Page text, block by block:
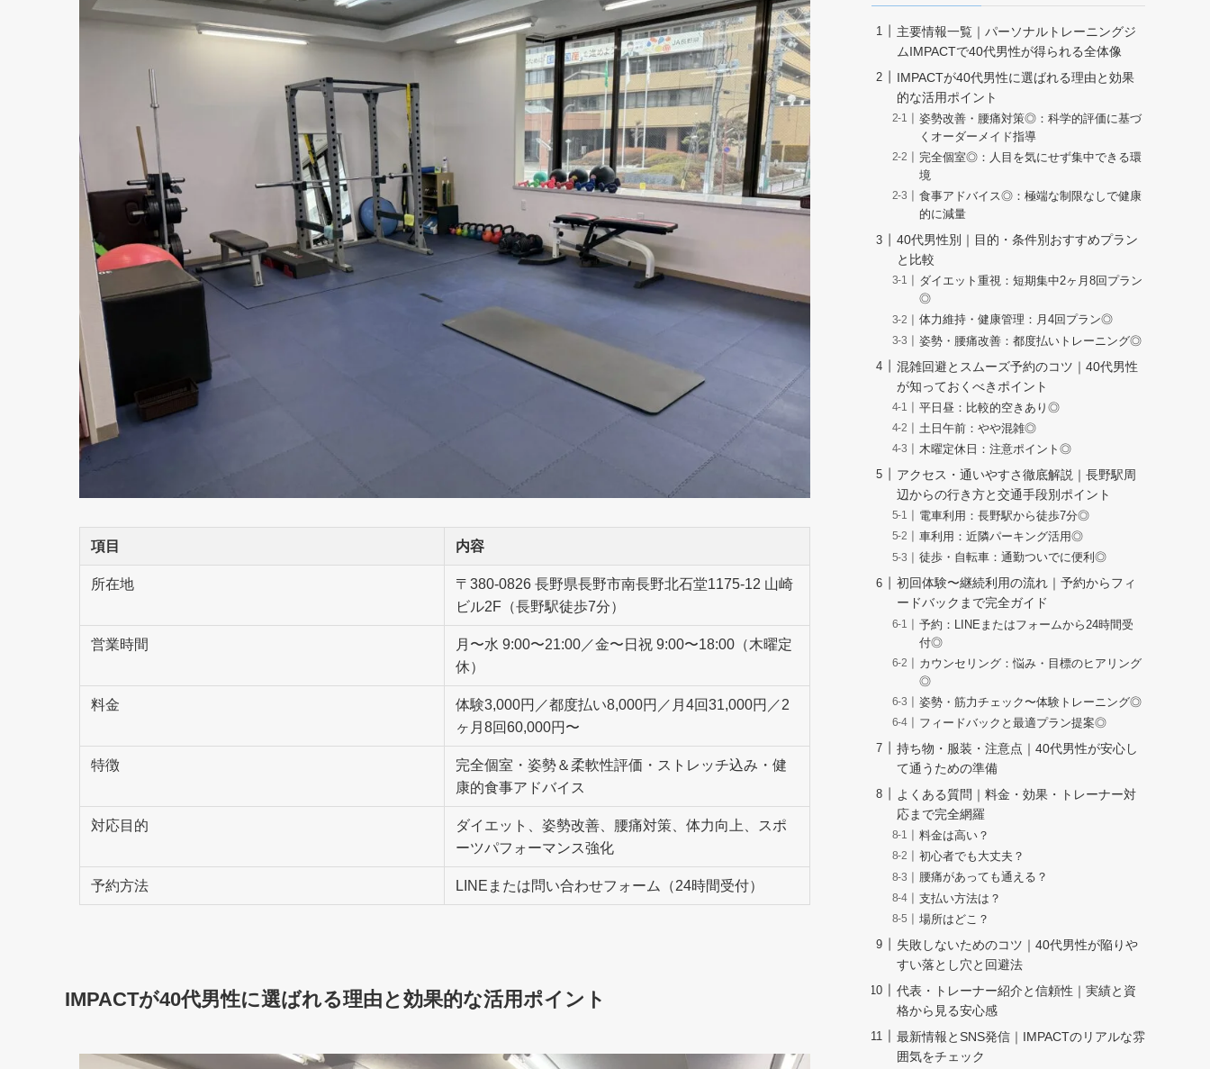
項目 内容
所在地
〒380-0826 長野県長野市南長野北石堂1175-12 山崎
ビル2F（長野駅徒歩7分）
営業時間
月〜水 9:00〜21:00／金〜日祝 9:00〜18:00（木曜定
休）
料金
体験3,000円／都度払い8,000円／月4回31,000円／2
ヶ月8回60,000円〜
特徴
完全個室・姿勢＆柔軟性評価・ストレッチ込み・健
康的食事アドバイス
対応目的
ダイエット、姿勢改善、腰痛対策、体力向上、スポ
ーツパフォーマンス強化
予約方法 LINEまたは問い合わせフォーム（24時間受付）
IMPACTが40代男性に選ばれる理由と効果的な活用ポイント
主要情報一覧｜パーソナルトレーニングジ
ムIMPACTで40代男性が得られる全体像
IMPACTが40代男性に選ばれる理由と効果
的な活用ポイント
姿勢改善・腰痛対策◎：科学的評価に基づ
くオーダーメイド指導
完全個室◎：人目を気にせず集中できる環
境
食事アドバイス◎：極端な制限なしで健康
的に減量
40代男性別｜目的・条件別おすすめプラン
と比較
ダイエット重視：短期集中2ヶ月8回プラン
◎
体力維持・健康管理：月4回プラン◎
姿勢・腰痛改善：都度払いトレーニング◎
混雑回避とスムーズ予約のコツ｜40代男性
が知っておくべきポイント
平日昼：比較的空きあり◎
土日午前：やや混雑◎
木曜定休日：注意ポイント◎
アクセス・通いやすさ徹底解説｜長野駅周
辺からの行き方と交通手段別ポイント
電車利用：長野駅から徒歩7分◎
車利用：近隣パーキング活用◎
徒歩・自転車：通勤ついでに便利◎
初回体験〜継続利用の流れ｜予約からフィ
ードバックまで完全ガイド
予約：LINEまたはフォームから24時間受
付◎
カウンセリング：悩み・目標のヒアリング
◎
姿勢・筋力チェック〜体験トレーニング◎
フィードバックと最適プラン提案◎
持ち物・服装・注意点｜40代男性が安心し
て通うための準備
よくある質問｜料金・効果・トレーナー対
応まで完全網羅
料金は高い？
初心者でも大丈夫？
腰痛があっても通える？
支払い方法は？
場所はどこ？
失敗しないためのコツ｜40代男性が陥りや
すい落とし穴と回避法
代表・トレーナー紹介と信頼性｜実績と資
格から見る安心感
最新情報とSNS発信｜IMPACTのリアルな雰
囲気をチェック